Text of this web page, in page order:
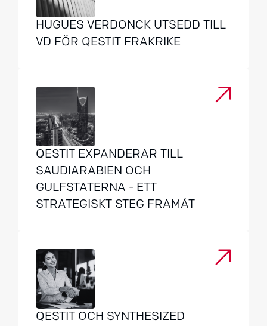
HUGUES VERDONCK UTSEDD TILL
VD FÖR QESTIT FRAKRIKE
QESTIT EXPANDERAR TILL
SAUDIARABIEN OCH
GULFSTATERNA - ETT
STRATEGISKT STEG FRAMÅT
QESTIT OCH SYNTHESIZED